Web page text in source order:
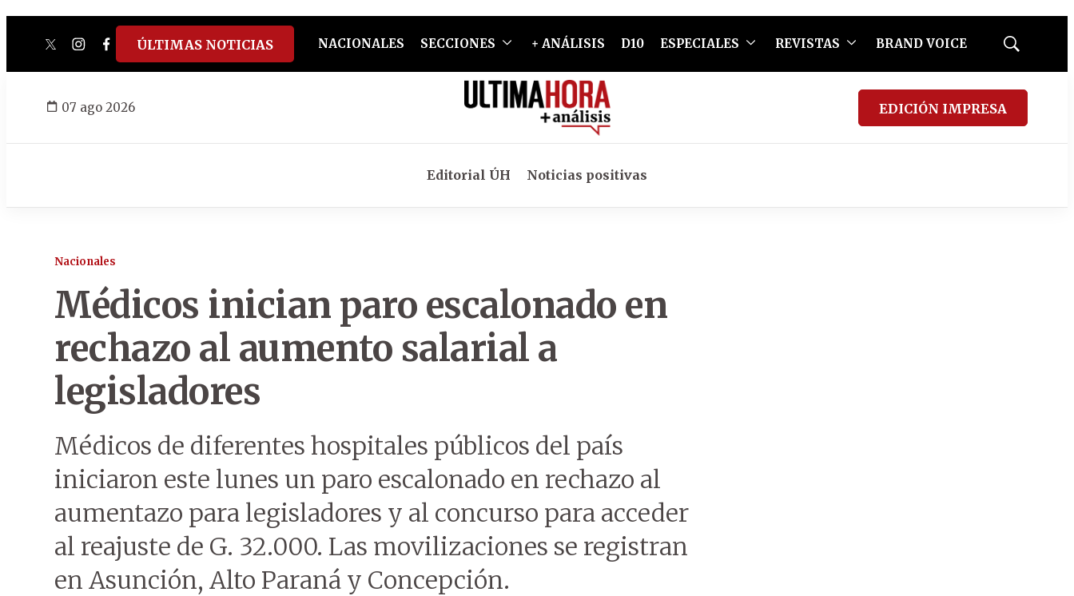
twitterinstagram
facebook
tiktokyoutube
spotify
ÚLTIMAS NOTICIAS NACIONALES SECCIONES + ANÁLISIS D10 ESPECIALES REVISTAS BRAND VOICE
Mostrar
07 ago 2026 EDICIÓN IMPRESA
Editorial ÚH Noticias positivas
Nacionales
Médicos inician paro escalonado en
rechazo al aumento salarial a
legisladores
Médicos de diferentes hospitales públicos del país
iniciaron este lunes un paro escalonado en rechazo al
aumentazo para legisladores y al concurso para acceder
al reajuste de G. 32.000. Las movilizaciones se registran
en Asunción, Alto Paraná y Concepción.